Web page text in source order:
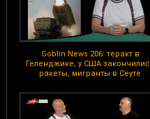
Goblin News 206: теракт в
Геленджике, у США
ракеты, мигранты в Сеуте